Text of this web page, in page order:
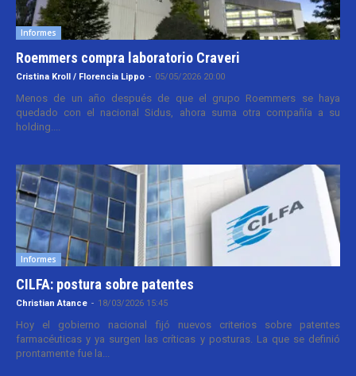
Informes
Roemmers compra laboratorio Craveri
Cristina Kroll / Florencia Lippo - 05/05/2026 20:00
Menos de un año después de que el grupo Roemmers se haya
quedado con el nacional Sidus, ahora suma otra compañía a su
holding....
Informes
CILFA: postura sobre patentes
Christian Atance - 18/03/2026 15:45
Hoy el gobierno nacional fijó nuevos criterios sobre patentes
farmacéuticas y ya surgen las críticas y posturas. La que se definió
prontamente fue la...